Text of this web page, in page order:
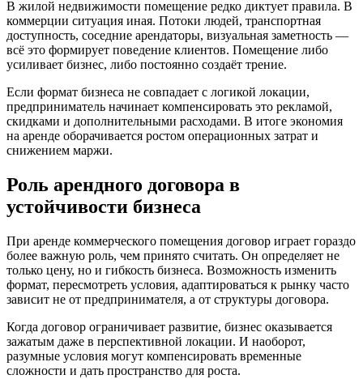
В жилой недвижимости помещение редко диктует правила. В
коммерции ситуация иная. Потоки людей, транспортная
доступность, соседние арендаторы, визуальная заметность —
всё это формирует поведение клиентов. Помещение либо
усиливает бизнес, либо постоянно создаёт трение.
Если формат бизнеса не совпадает с логикой локации,
предприниматель начинает компенсировать это рекламой,
скидками и дополнительными расходами. В итоге экономия
на аренде оборачивается ростом операционных затрат и
снижением маржи.
Роль арендного договора в
устойчивости бизнеса
При аренде коммерческого помещения договор играет гораздо
более важную роль, чем принято считать. Он определяет не
только цену, но и гибкость бизнеса. Возможность изменить
формат, пересмотреть условия, адаптироваться к рынку часто
зависит не от предпринимателя, а от структуры договора.
Когда договор ограничивает развитие, бизнес оказывается
зажатым даже в перспективной локации. И наоборот,
разумные условия могут компенсировать временные
сложности и дать пространство для роста.